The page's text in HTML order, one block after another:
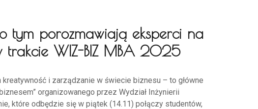
tym porozmawiają eksperci na
trakcie WIZ-BIZ MBA 2025
kreatywność i zarządzanie w świecie biznesu – to główne
organizowanego przez Wydział Inżynierii
które odbędzie się w piątek (14.11) połączy studentów,